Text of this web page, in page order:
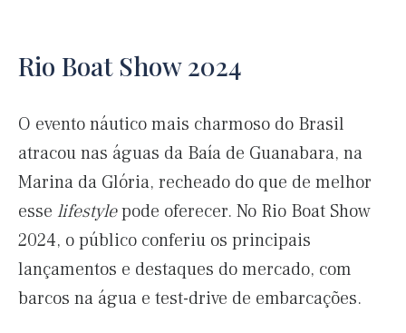
Rio Boat Show 2024
O evento náutico mais charmoso do Brasil
atracou nas águas da Baía de Guanabara, na
Marina da Glória, recheado do que de melhor
esse lifestylepode oferecer. No Rio Boat Show
2024, o público conferiu os principais
lançamentos e destaques do mercado, com
barcos na água e test-drive de embarcações.